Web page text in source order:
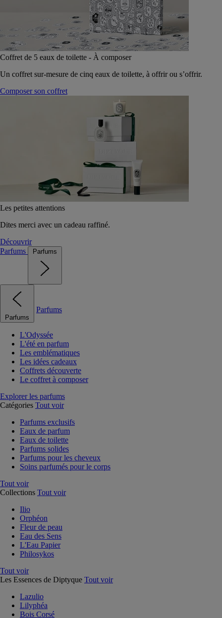
Coffret de 5 eaux de toilette - À composer
Un coffret sur-mesure de cinq eaux de toilette, à offrir ou s’offrir.
Composer son coffret
Les petites attentions
Dites merci avec un cadeau raffiné.
Découvrir
Parfums
Parfums
Parfums
Parfums
L'Odyssée
L'été en parfum
Les emblématiques
Les idées cadeaux
Coffrets découverte
Le coffret à composer
Explorer les parfums
Catégories Tout voir
Parfums exclusifs
Eaux de parfum
Eaux de toilette
Parfums solides
Parfums pour les cheveux
Soins parfumés pour le corps
Tout voir
Collections Tout voir
Ilio
Orphéon
Fleur de peau
Eau des Sens
L'Eau Papier
Philosykos
Tout voir
Les Essences de Diptyque Tout voir
Lazulio
Lilyphéa
Bois Corsé